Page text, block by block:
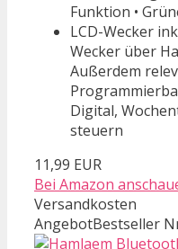
Funktion •
LCD-Wecker
Wecker über
Außerdem
Digital,
steuern
11,99 EUR
Bei Amazon
Versandkosten
AngebotBestseller